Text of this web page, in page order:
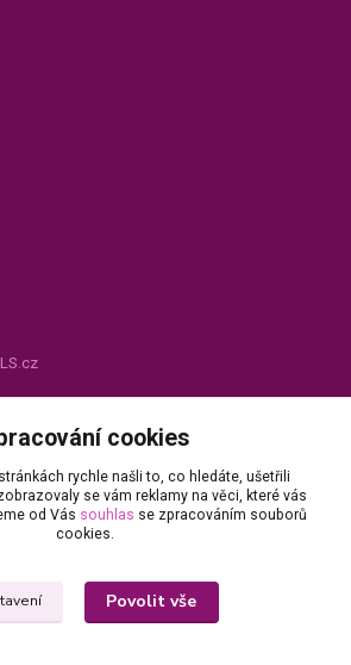
cookies
rychle našli to, co hledáte, ušetřili
se vám reklamy na věci, které vás
od Vás souhlas se zpracováním souborů
cookies.
Povolit vše